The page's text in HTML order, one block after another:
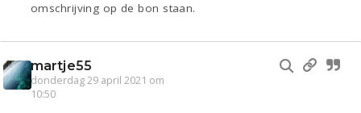
omschrijving op de bon staan.
martje55
donderdag 29 april 2021 om
10:50